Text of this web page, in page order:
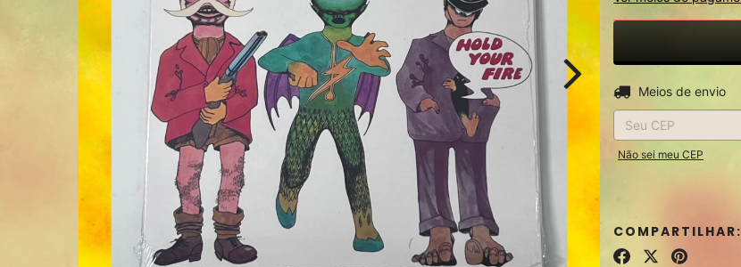
Entregas para o CEP:
Meios de envio
Não sei meu CEP
COMPARTILHAR: